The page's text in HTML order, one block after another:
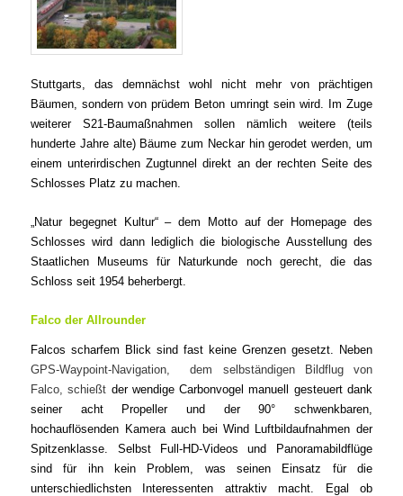
Stuttgarts, das demnächst wohl nicht mehr von prächtigen
Bäumen, sondern von prüdem Beton umringt sein wird. Im Zuge
weiterer S21-Baumaßnahmen sollen nämlich weitere (teils
hunderte Jahre alte) Bäume zum Neckar hin gerodet werden, um
einem unterirdischen Zugtunnel direkt an der rechten Seite des
Schlosses Platz zu machen.
„Natur begegnet Kultur“ – dem Motto auf der Homepage des
Schlosses wird dann lediglich die biologische Ausstellung des
Staatlichen Museums für Naturkunde noch gerecht, die das
Schloss seit 1954 beherbergt.
Falco der Allrounder
Falcos scharfem Blick sind fast keine Grenzen gesetzt. Neben
GPS-Waypoint-Navigation,
dem selbständigen Bildflug von
Falco, schießt der wendige Carbonvogel manuell gesteuert dank
seiner acht Propeller und der 90° schwenkbaren,
hochauflösenden Kamera auch bei Wind Luftbildaufnahmen der
Spitzenklasse. Selbst Full-HD-Videos und Panoramabildflüge
sind für ihn kein Problem, was seinen Einsatz für die
unterschiedlichsten Interessenten attraktiv macht. Egal ob